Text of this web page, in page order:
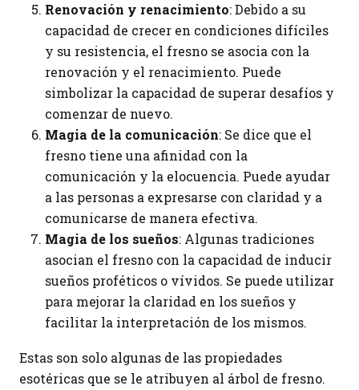
Renovación y renacimiento: Debido a su
capacidad de crecer en condiciones difíciles
y su resistencia, el fresno se asocia con la
renovación y el renacimiento. Puede
simbolizar la capacidad de superar desafíos y
comenzar de nuevo.
Magia de la comunicación: Se dice que el
fresno tiene una afinidad con la
comunicación y la elocuencia. Puede ayudar
a las personas a expresarse con claridad y a
comunicarse de manera efectiva.
Magia de los sueños: Algunas tradiciones
asocian el fresno con la capacidad de inducir
sueños proféticos o vívidos. Se puede utilizar
para mejorar la claridad en los sueños y
facilitar la interpretación de los mismos.
Estas son solo algunas de las propiedades
esotéricas que se le atribuyen al árbol de fresno.